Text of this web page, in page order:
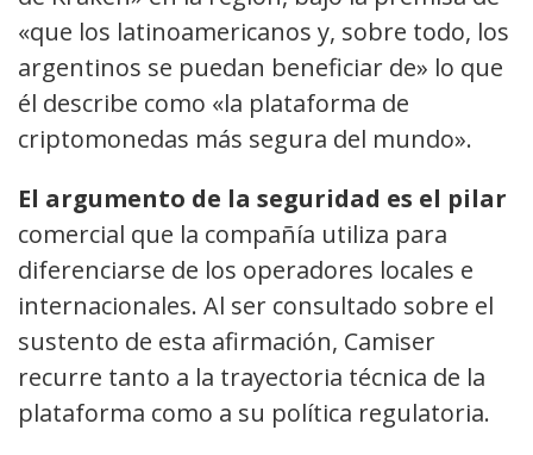
«que los latinoamericanos y, sobre todo, los
argentinos se puedan beneficiar de» lo que
él describe como «la plataforma de
criptomonedas más segura del mundo».
El argumento de la seguridad es el pilar
comercial que la compañía utiliza para
diferenciarse de los operadores locales e
internacionales. Al ser consultado sobre el
sustento de esta afirmación, Camiser
recurre tanto a la trayectoria técnica de la
plataforma como a su política regulatoria.